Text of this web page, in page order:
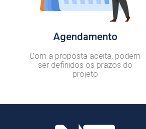
Agendamento
Com a proposta aceita, podem
ser definidos os prazos do
projeto